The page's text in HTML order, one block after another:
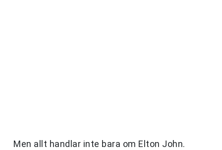
Men allt handlar inte bara om Elton John.